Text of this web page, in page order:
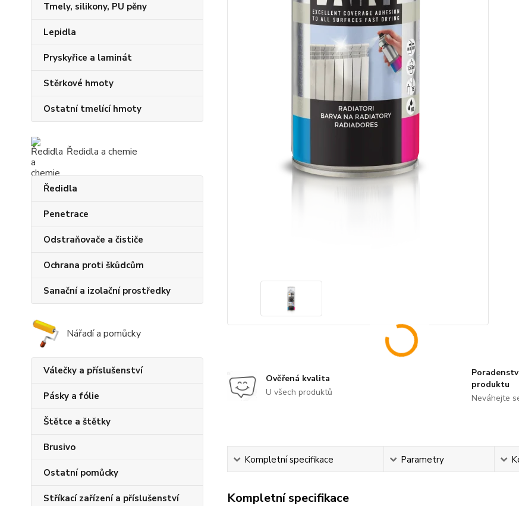
Tmely, silikony, PU pěny
Lepidla
Pryskyřice a laminát
Stěrkové hmoty
Ostatní tmelící hmoty
Ředidla a chemie
Ředidla
Penetrace
Odstraňovače a čističe
Ochrana proti škůdcům
Sanační a izolační prostředky
Nářadí a pomůcky
Válečky a příslušenství
Pásky a fólie
Štětce a štětky
Brusivo
Ostatní pomůcky
Stříkací zařízení a příslušenství
Ověřená kvalita
U všech produktů
produktu
Neváhejte
Kompletní specifikace Parametry
Kompletní specifikace